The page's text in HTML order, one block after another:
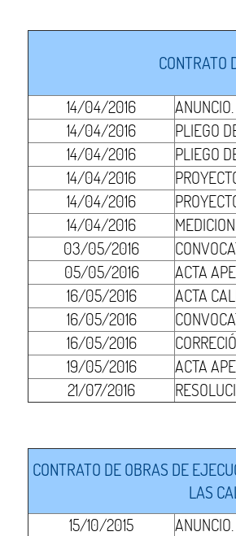
CONTRATO
14/04/2016
14/04/2016
PLIEGO
14/04/2016
PLIEGO
14/04/2016
14/04/2016
14/04/2016
03/05/2016
05/05/2016
ACTA
16/05/2016
ACTA
16/05/2016
16/05/2016
19/05/2016
ACTA
21/07/2016
CONTRATO DE OBRAS DE
LAS
15/10/2015